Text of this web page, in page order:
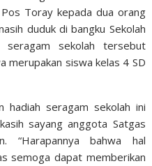
Toray kepada dua orang
duduk di bangku Sekolah
seragam sekolah tersebut
merupakan siswa kelas 4 SD
hadiah seragam sekolah ini
sayang anggota Satgas
. “Harapannya bahwa hal
semoga dapat memberikan